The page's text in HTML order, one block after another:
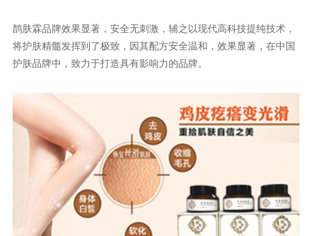
鹊肤霖品牌效果显著，安全无刺激，辅之以现代高科技提纯技术，
将护肤精髓发挥到了极致，因其配方安全温和，效果显著，在中国
护肤品牌中，致力于打造具有影响力的品牌。